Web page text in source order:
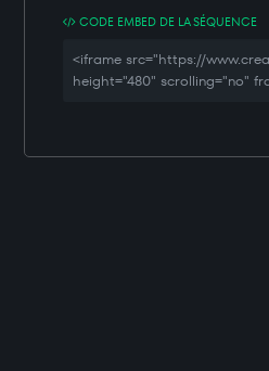
CODE EMBED DE LA SÉQUENCE
<iframe src="https://
height="480" scrolling="no"